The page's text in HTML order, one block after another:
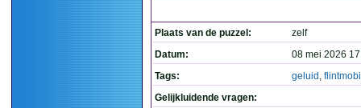
Plaats van de puzzel:
zelf
Datum:
08 mei 2026
Tags:
geluid ,
Gelijkluidende vragen: